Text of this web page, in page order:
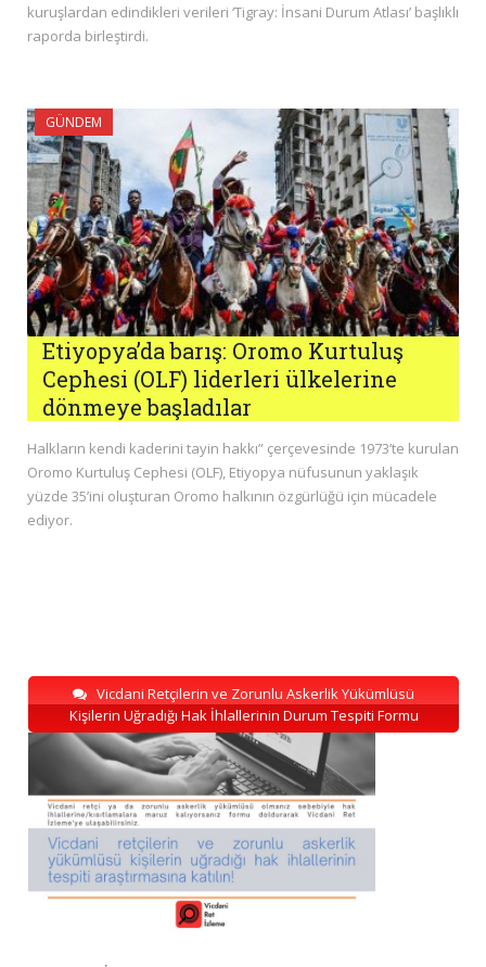
kuruşlardan edindikleri verileri ‘Tigray: İnsani Durum Atlası’ başlıklı
raporda birleştirdi.
GÜNDEM
Etiyopya’da barış: Oromo Kurtuluş
Cephesi (OLF) liderleri ülkelerine
dönmeye başladılar
Halkların kendi kaderini tayin hakkı” çerçevesinde 1973’te kurulan
Oromo Kurtuluş Cephesi (OLF), Etiyopya nüfusunun yaklaşık
yüzde 35’ini oluşturan Oromo halkının özgürlüğü için mücadele
ediyor.
Vicdani Retçilerin ve Zorunlu Askerlik Yükümlüsü
Kişilerin Uğradığı Hak İhlallerinin Durum Tespiti Formu